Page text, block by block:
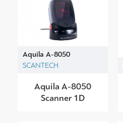
Aquila A-8050
SCANTECH
Aquila A-8050
Scanner 1D